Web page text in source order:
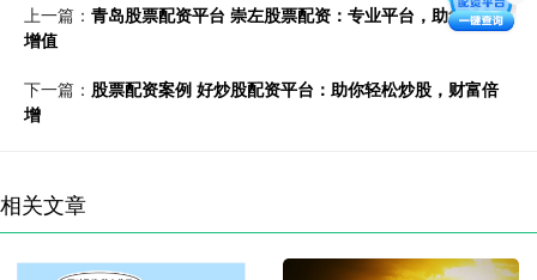
上一篇： 青岛股票配资平台 崇左股票配资：专业平台，助您财富
增值
下一篇： 股票配资案例 好炒股配资平台：助你轻松炒股，财富倍
增
相关文章